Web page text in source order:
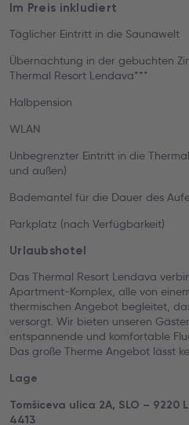
Im Preis inkludiert
Täglicher Eintritt in die Saunawelt
Übernachtung in der gebuchten
Thermal Resort Lendava***
Halbpension
WLAN
Unbegrenzter Eintritt in die
und außen)
Bademantel für die Dauer des
Parkplatz (nach Verfügbarkeit)
Urlaubshotel
Das Thermal Resort Lendava
Apartment-Komplex, alle von
thermischen Angebot begleitet,
versorgt. Wir bieten unseren
entspannende und komfortable
Das große Therme Angebot lässt
Lage
Tomšiceva ulica 2A, SLO – 9220
4413